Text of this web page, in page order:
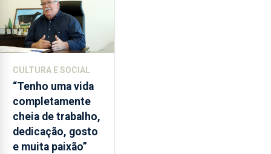
desde
o
início
da
época
balnear
CULTURA E SOCIAL
“Tenho uma vida
completamente
cheia de trabalho,
dedicação, gosto
e muita paixão”